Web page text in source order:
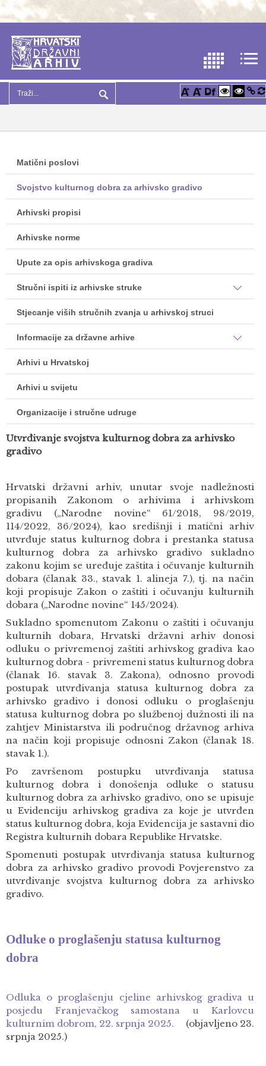
Matični poslovi
Svojstvo kulturnog dobra za arhivsko gradivo
Arhivski propisi
Arhivske norme
Upute za opis arhivskoga gradiva
Stručni ispiti iz arhivske struke
Stjecanje viših stručnih zvanja u arhivskoj struci
Informacije za državne arhive
Arhivi u Hrvatskoj
Arhivi u svijetu
Organizacije i stručne udruge
Utvrđivanje svojstva kulturnog dobra za arhivsko
gradivo
Hrvatski državni arhiv, unutar svoje nadležnosti
propisanih Zakonom o arhivima i arhivskom
gradivu („Narodne novine“ 61/2018, 98/2019,
114/2022, 36/2024), kao središnji i matični arhiv
utvrđuje status kulturnog dobra i prestanka statusa
kulturnog dobra za arhivsko gradivo sukladno
zakonu kojim se uređuje zaštita i očuvanje kulturnih
dobara (članak 33., stavak 1. alineja 7.), tj. na način
koji propisuje Zakon o zaštiti i očuvanju kulturnih
dobara („Narodne novine“ 145/2024).
Sukladno spomenutom Zakonu o zaštiti i očuvanju
kulturnih dobara, Hrvatski državni arhiv donosi
odluku o privremenoj zaštiti arhivskog gradiva kao
kulturnog dobra - privremeni status kulturnog dobra
(članak 16. stavak 3. Zakona), odnosno provodi
postupak utvrđivanja statusa kulturnog dobra za
arhivsko gradivo i donosi odluku o proglašenju
statusa kulturnog dobra po službenoj dužnosti ili na
zahtjev Ministarstva ili područnog državnog arhiva
na način koji propisuje odnosni Zakon (članak 18.
stavak 1.).
Po završenom postupku utvrđivanja statusa
kulturnog dobra i donošenja odluke o statusu
kulturnog dobra za arhivsko gradivo, ono se upisuje
u Evidenciju arhivskog gradiva za koje je utvrđen
status kulturnog dobra, koja Evidencija je sastavni dio
Registra kulturnih dobara Republike Hrvatske.
Spomenuti postupak utvrđivanja statusa kulturnog
dobra za arhivsko gradivo provodi Povjerenstvo za
utvrđivanje svojstva kulturnog dobra za arhivsko
gradivo.
Odluke o proglašenju statusa kulturnog
dobra
Odluka o proglašenju cjeline arhivskog gradiva u
posjedu Franjevačkog samostana u Karlovcu
kulturnim dobrom, 22. srpnja 2025. (objavljeno 23.
srpnja 2025.)